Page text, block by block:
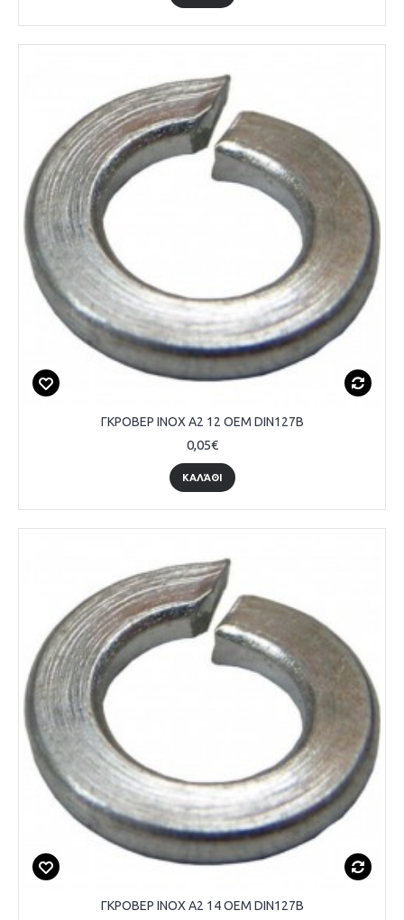
ΓΚΡΟΒΕΡ INOX A2 12 OEM DIN127B
0,05€
ΚΑΛΆΘΙ
ΓΚΡΟΒΕΡ INOX A2 14 OEM DIN127B